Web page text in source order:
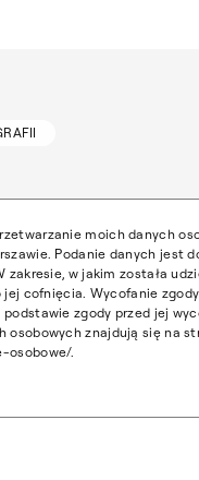
moich danych
Podanie danych jest
zakresie, w jakim została
jej cofnięcia. Wycofanie
zgody przed jej
osobowych znajdują się na
osobowe/.